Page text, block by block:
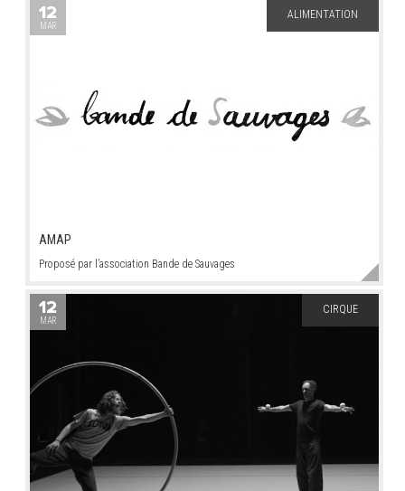
AMAP
Proposé par l’association Bande de Sauvages
12
MAR
ALIMENTATION
12
MAR
CIRQUE